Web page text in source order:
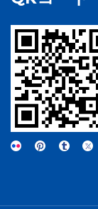
ことも、化学合成
に、ジルコニア粉
があります。これ
めに粉砕されます
重要です。この均
接影響を与えるた
と酸化マグネシウ